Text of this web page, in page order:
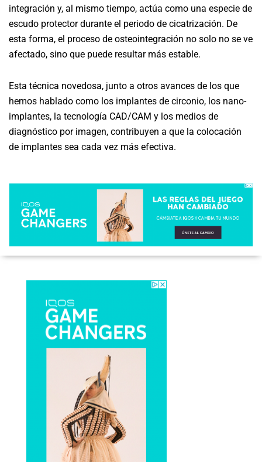
integración y, al mismo tiempo, actúa como una especie de
escudo protector durante el periodo de cicatrización. De
esta forma, el proceso de osteointegración no solo no se ve
afectado, sino que puede resultar más estable.
Esta técnica novedosa, junto a otros avances de los que
hemos hablado como los implantes de circonio, los nano-
implantes, la tecnología CAD/CAM y los medios de
diagnóstico por imagen, contribuyen a que la colocación
de implantes sea cada vez más efectiva.